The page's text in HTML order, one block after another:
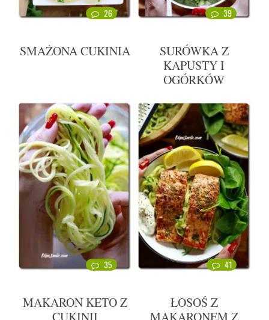
26
SMAŻONA CUKINIA
39
SURÓWKA Z
KAPUSTY I
OGÓRKÓW
35
MAKARON KETO Z
CUKINII
41
ŁOSOŚ Z
MAKARONEM Z